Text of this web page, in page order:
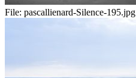
File: pascallienard-Silence-195.jpg